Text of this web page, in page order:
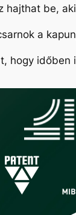
hajthat be,
a
hogy